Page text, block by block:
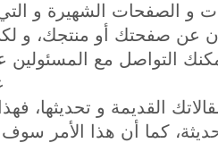
و الصفحات الشهيرة و
عن صفحتك أو منتجك، و
التواصل مع
القديمة و
كما أن هذا الأمر